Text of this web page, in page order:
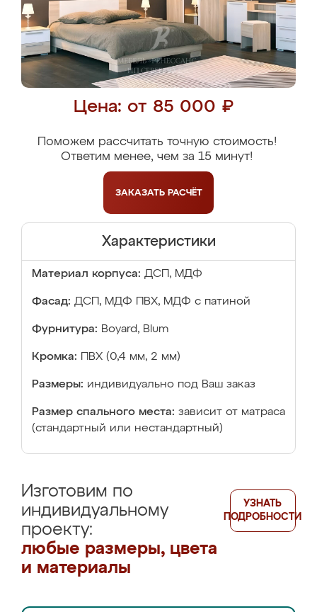
Цена: от 85 000 ₽
Поможем рассчитать точную стоимость!
Ответим менее, чем за 15 минут!
ЗАКАЗАТЬ РАСЧЁТ
Характеристики
Материал корпуса: ДСП, МДФ
Фасад: ДСП, МДФ ПВХ, МДФ с патиной
Фурнитура: Boyard, Blum
Кромка: ПВХ (0,4 мм, 2 мм)
Размеры: индивидуально под Ваш заказ
Размер спального места: зависит от матраса
(стандартный или нестандартный)
Изготовим по
индивидуальному
проекту:
любые размеры, цвета
и материалы
УЗНАТЬ
ПОДРОБНОСТИ